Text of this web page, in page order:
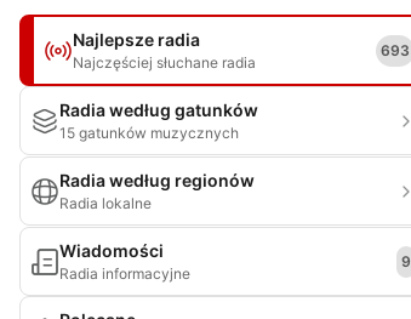
Najlepsze radia
Najczęściej słuchane radia
693
Radia według gatunków
15 gatunków muzycznych
Radia według regionów
Radia lokalne
Wiadomości
Radia informacyjne
9